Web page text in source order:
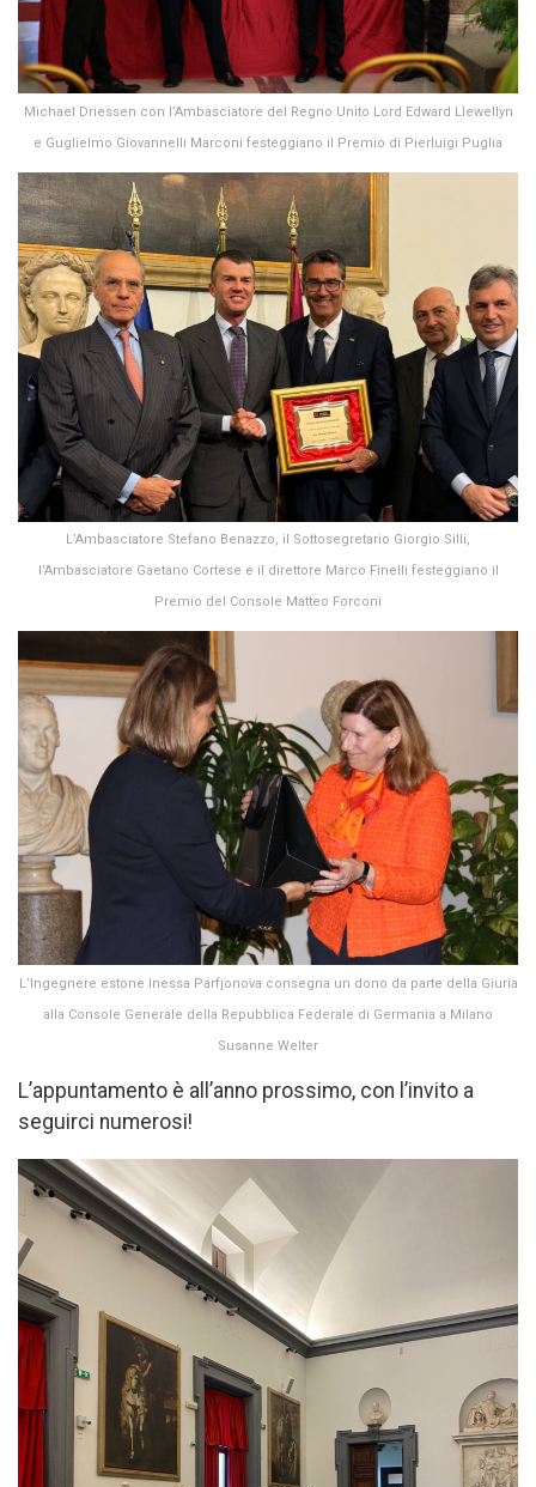
Michael Driessen con l’Ambasciatore del Regno Unito Lord Edward Llewellyn
e Guglielmo Giovannelli Marconi festeggiano il Premio di Pierluigi Puglia
L’Ambasciatore Stefano Benazzo, il Sottosegretario Giorgio Silli,
l’Ambasciatore Gaetano Cortese e il direttore Marco Finelli festeggiano il
Premio del Console Matteo Forconi
L’Ingegnere estone Inessa Parfjonova consegna un dono da parte della Giuria
alla Console Generale della Repubblica Federale di Germania a Milano
Susanne Welter
L’appuntamento è all’anno prossimo, con l’invito a
seguirci numerosi!